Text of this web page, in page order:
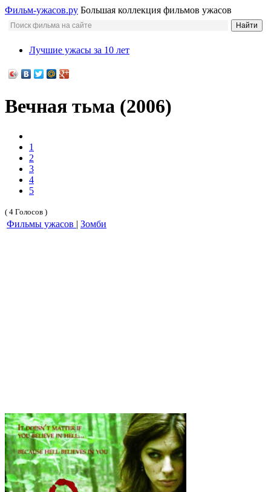
Фильм-ужасов.ру Большая коллекция фильмов ужасов
Лучшие ужасы за 10 лет
Вечная тьма (2006)
1
2
3
4
5
( 4 Голосов )
Фильмы ужасов | Зомби